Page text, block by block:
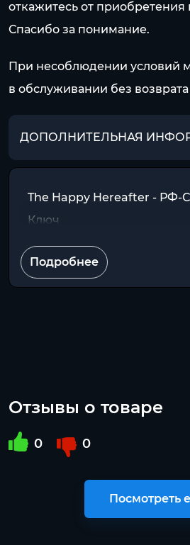
откажитесь от приобретения
Спасибо за понимание.
При несоблюдении условий
в обслуживании без возврата
ДОПОЛНИТЕЛЬНАЯ
The Happy Hereafter - РФ-
Ключ
Подробнее
Отзывы о товаре
0 0
Посмотреть